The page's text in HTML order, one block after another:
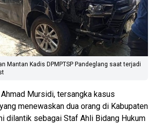
Mantan Kadis DPMPTSP Pandeglang saat terjadi
Mursidi, tersangka kasus
menewaskan dua orang di Kabupaten
dilantik sebagai Staf Ahli Bidang Hukum